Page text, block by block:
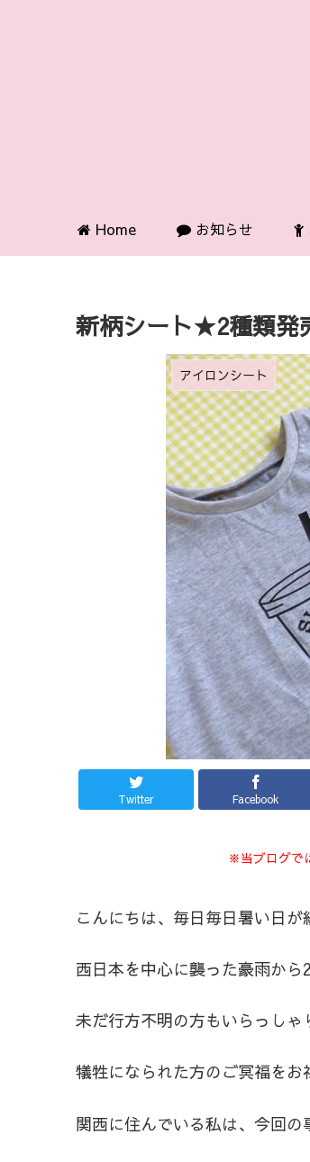
Home お知らせ
新柄シート★2種類発
アイロンシート
Twitter Facebook
※当ブログで
こんにちは、毎日毎日暑い日が
西日本を中心に襲った豪雨から
未だ行方不明の方もいらっしゃ
犠牲になられた方のご冥福を
関西に住んでいる私は、今回